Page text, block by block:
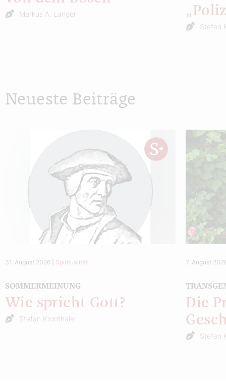
Markus A. Langer
Stefan
Neueste Beiträge
31. August 2026 Spiritualität
SOMMERMEINUNG
Wie spricht Gott?
Stefan Kronthaler
7. August
Die
Stefan